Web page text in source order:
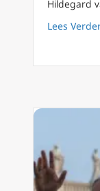
Hildegard
Lees